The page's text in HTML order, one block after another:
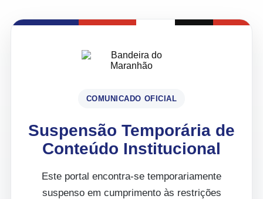
COMUNICADO OFICIAL
Suspensão Temporária de
Conteúdo Institucional
Este portal encontra-se temporariamente
suspenso em cumprimento às restrições